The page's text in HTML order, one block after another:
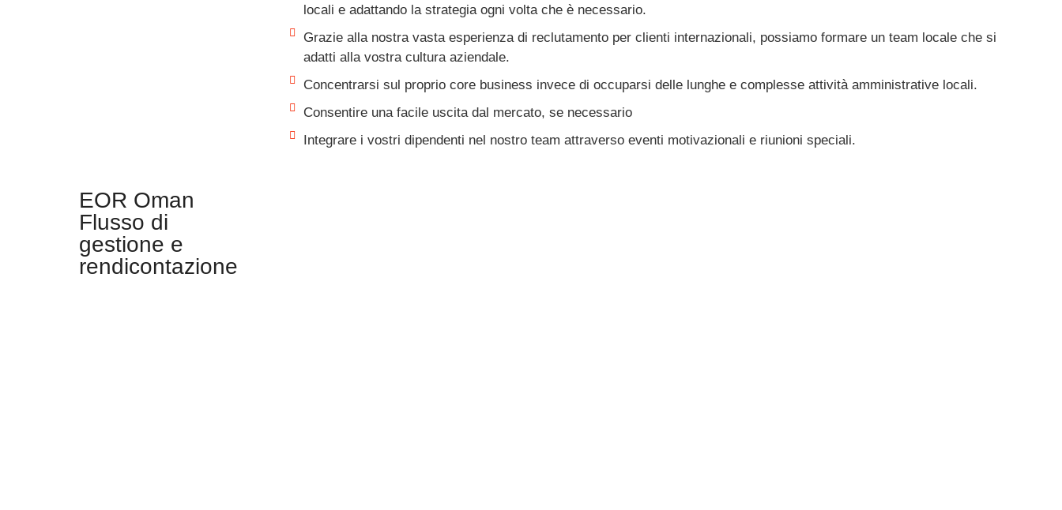
locali e adattando la strategia ogni volta che è necessario.
Grazie alla nostra vasta esperienza di reclutamento per clienti internazionali, possiamo formare un team locale che si
adatti alla vostra cultura aziendale.
Concentrarsi sul proprio core business invece di occuparsi delle lunghe e complesse attività amministrative locali.
Consentire una facile uscita dal mercato, se necessario
Integrare i vostri dipendenti nel nostro team attraverso eventi motivazionali e riunioni speciali.
EOR Oman
Flusso di
gestione e
rendicontazione